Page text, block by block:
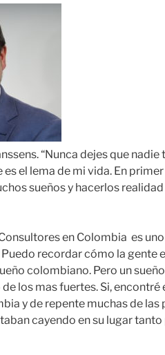
“Nunca dejes que nadie
es el lema de mi vida. En
sueños y hacerlos
en Colombia es
recordar cómo la gente
colombiano. Pero un sueño
los mas fuertes. Si, encontré
y de repente muchas de las
cayendo en su lugar tanto